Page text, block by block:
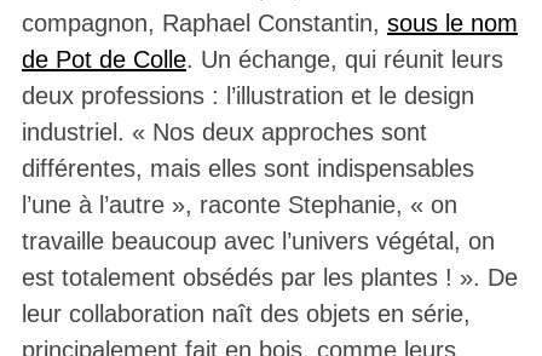
compagnon, Raphael Constantin, sous le nom
de Pot de Colle. Un échange, qui réunit leurs
deux professions : l’illustration et le design
industriel. « Nos deux approches sont
différentes, mais elles sont indispensables
l’une à l’autre », raconte Stephanie, « on
travaille beaucoup avec l’univers végétal, on
est totalement obsédés par les plantes ! ». De
leur collaboration naît des objets en série,
principalement fait en bois, comme leurs